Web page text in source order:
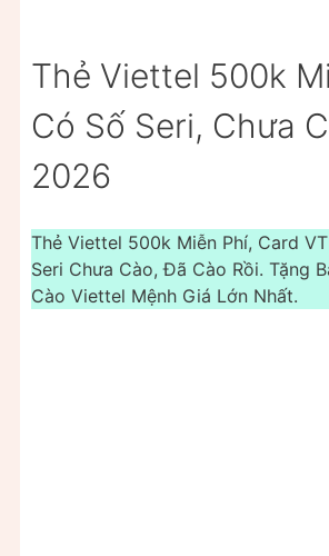
Thẻ Viettel 500k
Có Số Seri, Chưa
2026
Thẻ Viettel 500k Miễn Phí, Card
Seri Chưa Cào, Đã Cào Rồi. Tặng
Cào Viettel Mệnh Giá Lớn Nhất.